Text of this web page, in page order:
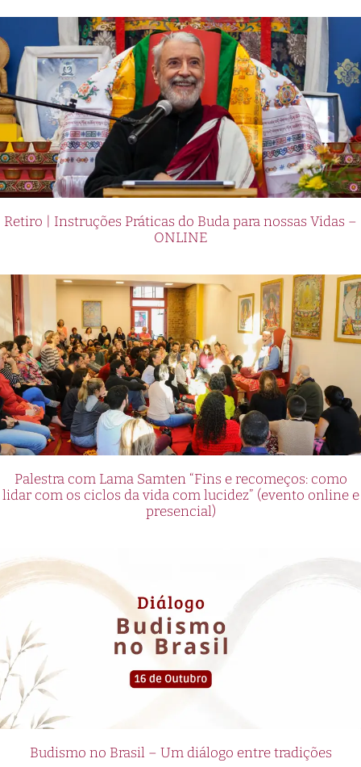
Retiro | Instruções Práticas do Buda para nossas Vidas –
ONLINE
Palestra com Lama Samten “Fins e recomeços: como
lidar com os ciclos da vida com lucidez” (evento online e
presencial)
Budismo no Brasil – Um diálogo entre tradições